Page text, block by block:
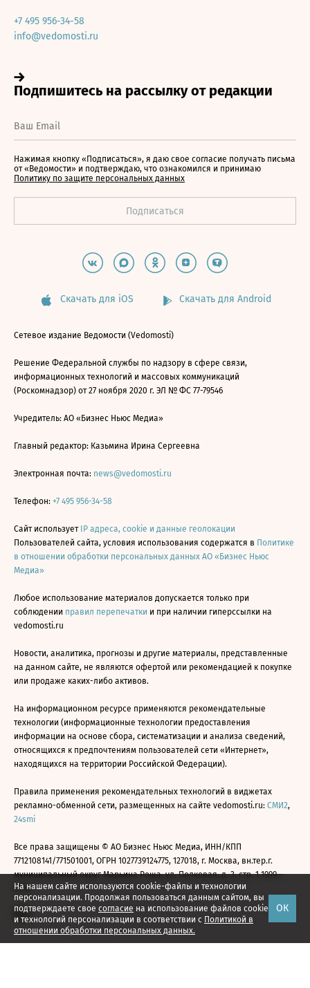
На нашем сайте используются cookie-файлы и технологии
персонализации. Продолжая пользоваться данным сайтом, вы
подтверждаете свое согласие на использование файлов cookie
и технологий персонализации в соответствии с Политикой в
отношении обработки персональных данных.
ОК
+7 495 956-34-58
info@vedomosti.ru
Нажимая кнопку «Подписаться», я даю свое согласие получать письма
от «Ведомости» и подтверждаю, что ознакомился и принимаю
Политику по защите персональных данных
Скачать для iOS Скачать для Android
Сетевое издание Ведомости (Vedomosti)
Решение Федеральной службы по надзору в сфере связи,
информационных технологий и массовых коммуникаций
(Роскомнадзор) от 27 ноября 2020 г. ЭЛ № ФС 77-79546
Учредитель: АО «Бизнес Ньюс Медиа»
Главный редактор: Казьмина Ирина Сергеевна
Электронная почта: news@vedomosti.ru
Телефон: +7 495 956-34-58
Сайт использует IP адреса, cookie и данные геолокации
Пользователей сайта, условия использования содержатся в Политике
в отношении обработки персональных данных АО «Бизнес Ньюс
Медиа»
Любое использование материалов допускается только при
соблюдении правил перепечатки и при наличии гиперссылки на
vedomosti.ru
Новости, аналитика, прогнозы и другие материалы, представленные
на данном сайте, не являются офертой или рекомендацией к покупке
или продаже каких-либо активов.
На информационном ресурсе применяются рекомендательные
технологии (информационные технологии предоставления
информации на основе сбора, систематизации и анализа сведений,
относящихся к предпочтениям пользователей сети «Интернет»,
находящихся на территории Российской Федерации).
Правила применения рекомендательных технологий в виджетах
рекламно-обменной сети, размещенных на сайте vedomosti.ru: СМИ2,
24smi
Все права защищены © АО Бизнес Ньюс Медиа, ИНН/КПП
7712108141/771501001, ОГРН 1027739124775, 127018, г. Москва, вн.тер.г.
муниципальный округ Марьина Роща, ул. Полковая, д. 3, стр. 1 1999—
2026